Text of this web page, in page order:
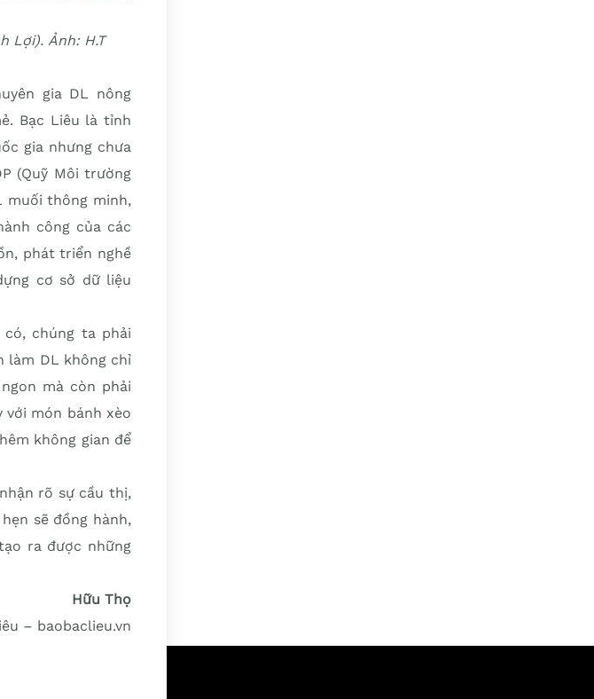
Lợi). Ảnh: H.T
gia DL nông
Bạc Liêu là tỉnh
gia nhưng chưa
(Quỹ Môi trường
muối thông minh,
công của các
phát triển nghề
cơ sở dữ liệu
chúng ta phải
làm DL không chỉ
mà còn phải
với món bánh xèo
không gian để
rõ sự cầu thị,
sẽ đồng hành,
ra được những
Hữu Thọ
– baobaclieu.vn